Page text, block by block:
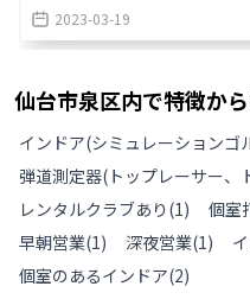
2023-03-19
仙台市泉区内で特徴か
インドア(シミュレーションゴ
弾道測定器(トップレーサー、
レンタルクラブあり (1) 個室
早朝営業(1) 深夜営業(1)
個室のあるインドア(2)